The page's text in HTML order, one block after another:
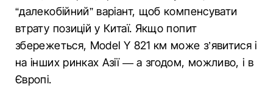
“далекобійний” варіант, щоб компенсувати
втрату позицій у Китаї. Якщо попит
збережеться, Model Y 821 км може з’явитися і
на інших ринках Азії — а згодом, можливо, і в
Європі.